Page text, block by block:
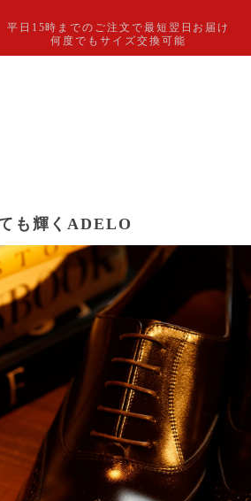
平日15時までのご注文で最短翌日お届け
何度でもサイズ交換可能
も輝くADELO